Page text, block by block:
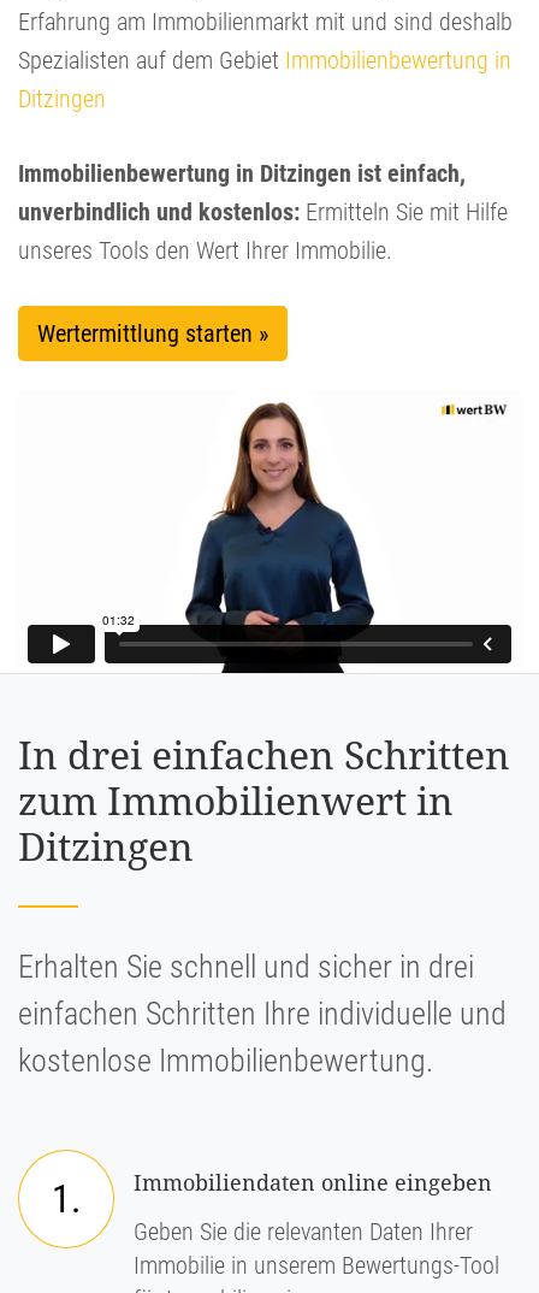
Erfahrung am Immobilienmarkt mit und sind deshalb
Spezialisten auf dem Gebiet Immobilienbewertung in
Ditzingen
Immobilienbewertung in Ditzingen ist einfach,
unverbindlich und kostenlos: Ermitteln Sie mit Hilfe
unseres Tools den Wert Ihrer Immobilie.
Wertermittlung starten »
In drei einfachen Schritten
zum Immobilienwert in
Ditzingen
Erhalten Sie schnell und sicher in drei
einfachen Schritten Ihre individuelle und
kostenlose Immobilienbewertung.
1.
Immobiliendaten online eingeben
Geben Sie die relevanten Daten Ihrer
Immobilie in unserem Bewertungs-Tool